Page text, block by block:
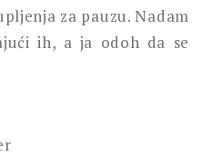
za pauzu. Nadam
ih, a ja odoh da se